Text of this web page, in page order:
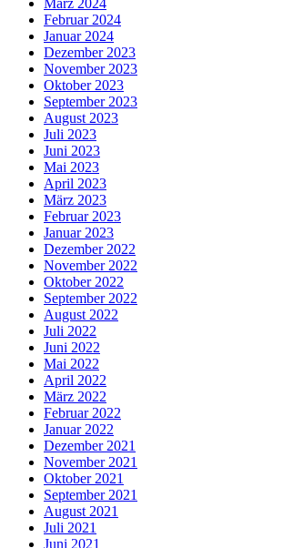
Februar 2024
Januar 2024
Dezember 2023
November 2023
Oktober 2023
September 2023
August 2023
Juli 2023
Juni 2023
Mai 2023
April 2023
März 2023
Februar 2023
Januar 2023
Dezember 2022
November 2022
Oktober 2022
September 2022
August 2022
Juli 2022
Juni 2022
Mai 2022
April 2022
März 2022
Februar 2022
Januar 2022
Dezember 2021
November 2021
Oktober 2021
September 2021
August 2021
Juli 2021
Juni 2021